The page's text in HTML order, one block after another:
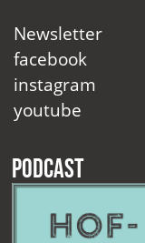
Newsletter
facebook
instagram
youtube
Podcast